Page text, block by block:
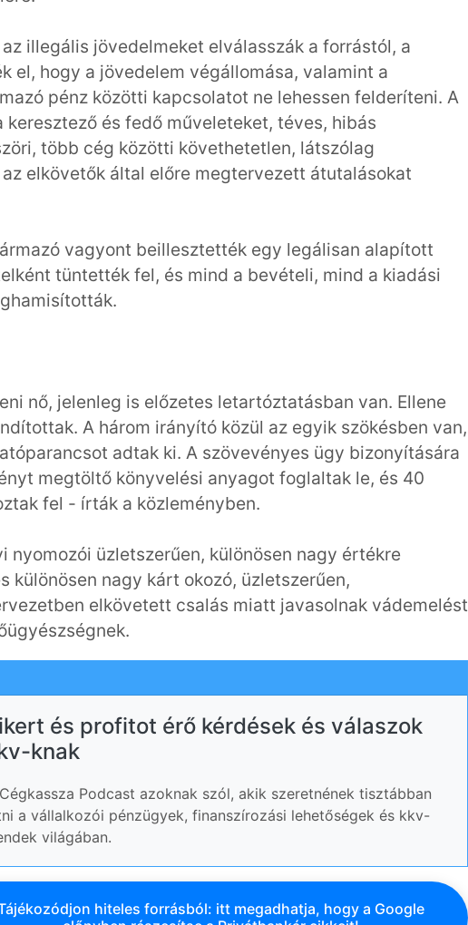
illegális jövedelmeket elválasszák a forrástól, a
el, hogy a jövedelem végállomása, valamint a
pénz közötti kapcsolatot ne lehessen felderíteni. A
keresztező és fedő műveleteket, téves, hibás
több cég közötti követhetetlen, látszólag
elkövetők által előre megtervezett átutalásokat
vagyont beillesztették egy legálisan alapított
tüntették fel, és mind a bevételi, mind a kiadási
nő, jelenleg is előzetes letartóztatásban van. Ellene
A három irányító közül az egyik szökésben van,
adtak ki. A szövevényes ügy bizonyítására
megtöltő könyvelési anyagot foglaltak le, és 40
fel - írták a közleményben.
nyomozói üzletszerűen, különösen nagy értékre
különösen nagy kárt okozó, üzletszerűen,
elkövetett csalás miatt javasolnak vádemelést
és profitot érő kérdések és válaszok
knak
Podcast azoknak szól, akik szeretnének tisztábban
a vállalkozói pénzügyek, finanszírozási lehetőségek és kkv-
világában.
hiteles forrásból: itt megadhatja, hogy a Google